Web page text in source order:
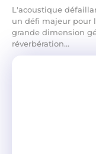
L'acoustique
un défi majeur pour
grande dimension
réverbération...